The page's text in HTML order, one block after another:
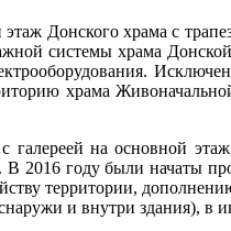
Донского храма с
системы храма
храма
на основной
В 2016 году были начаты
территории,
и внутри здания), в